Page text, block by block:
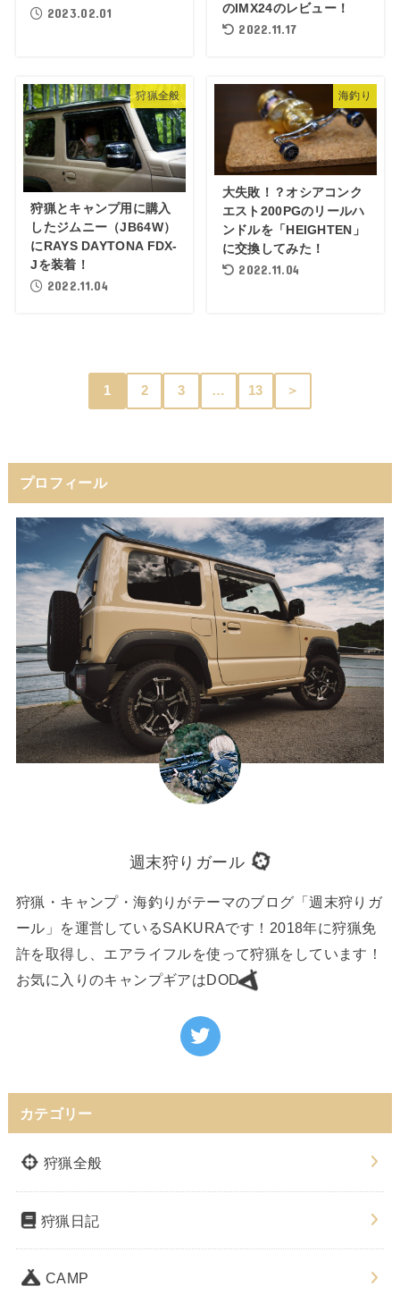
2023.02.01
のIMX24のレビュー！
2022.11.17
狩猟全般
狩猟とキャンプ用に購入
したジムニー（JB64W）
にRAYS DAYTONA FDX-
Jを装着！
2022.11.04
海釣り
大失敗！？オシアコンク
エスト200PGのリールハ
ンドルを「HEIGHTEN」
に交換してみた！
2022.11.04
1 2 3 … 13 ＞
プロフィール
週末狩りガール
狩猟・キャンプ・海釣りがテーマのブログ「週末狩りガ
ール」を運営しているSAKURAです！2018年に狩猟免
許を取得し、エアライフルを使って狩猟をしています！
お気に入りのキャンプギアはDOD
カテゴリー
狩猟全般
狩猟日記
CAMP